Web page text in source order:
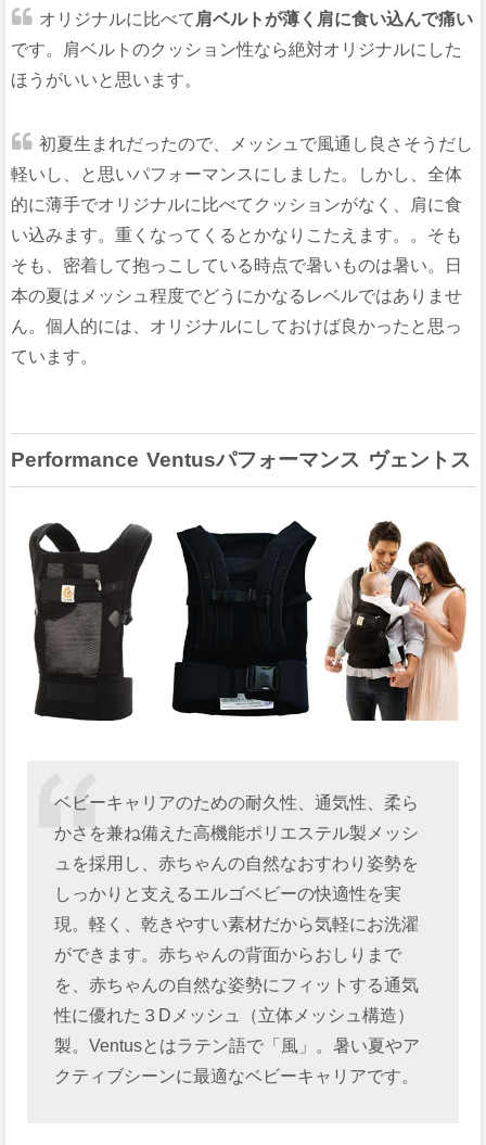
オリジナルに比べて 肩ベルトが薄く肩に食い込んで痛い
です。肩ベルトのクッション性なら絶対オリジナルにした
ほうがいいと思います。
初夏生まれだったので、メッシュで風通し良さそうだし
軽いし、と思いパフォーマンスにしました。しかし、全体
的に薄手でオリジナルに比べてクッションがなく、肩に食
い込みます。重くなってくるとかなりこたえます。。そも
そも、密着して抱っこしている時点で暑いものは暑い。日
本の夏はメッシュ程度でどうにかなるレベルではありませ
ん。個人的には、オリジナルにしておけば良かったと思っ
ています。
Performance Ventusパフォーマンス ヴェントス
ベビーキャリアのための耐久性、通気性、柔ら
かさを兼ね備えた高機能ポリエステル製メッシ
ュを採用し、赤ちゃんの自然なおすわり姿勢を
しっかりと支えるエルゴベビーの快適性を実
現。軽く、乾きやすい素材だから気軽にお洗濯
ができます。赤ちゃんの背面からおしりまで
を、赤ちゃんの自然な姿勢にフィットする通気
性に優れた３Dメッシュ（立体メッシュ構造）
製。Ventusとはラテン語で「風」。暑い夏やア
クティブシーンに最適なベビーキャリアです。